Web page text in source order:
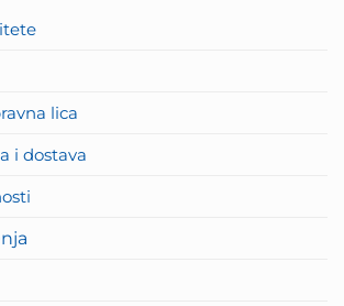
lica
i dostava